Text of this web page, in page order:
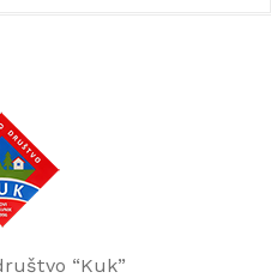
“Kuk”